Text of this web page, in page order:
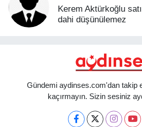
Kerem Aktürkoğlu
dahi düşünülemez
Gündemi aydinses.com'dan takip
kaçırmayın. Sizin sesiniz